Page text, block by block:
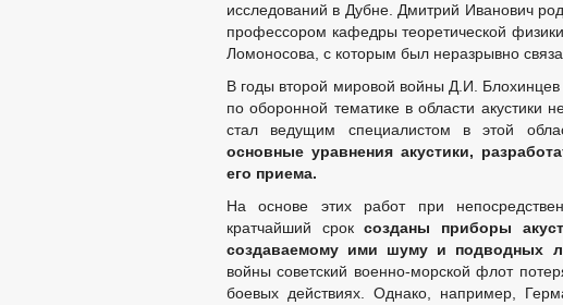
исследований в Дубне. Дмитрий Иванович
профессором кафедры теоретической
Ломоносова, с которым был неразрывно
В годы второй мировой войны Д.И.
по оборонной тематике в области акустики
стал ведущим специалистом в этой
основные уравнения акустики,
его приема.
На основе этих работ при
кратчайший сроксозданы приборы
создаваемому ими шуму и подводных
войны советский военно-морской флот
боевых действиях. Однако, например,